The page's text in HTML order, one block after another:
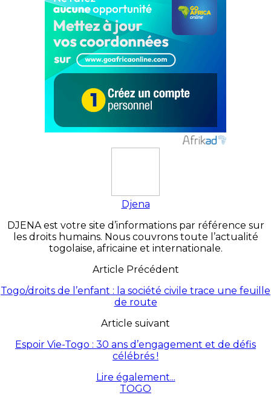
Djena
DJENA est votre site d’informations par référence sur
les droits humains. Nous couvrons toute l’actualité
togolaise, africaine et internationale.
Article Précédent
Togo/droits de l’enfant : la société civile trace une feuille
de route
Article suivant
Espoir Vie-Togo : 30 ans d’engagement et de défis
célébrés !
Lire également...
TOGO